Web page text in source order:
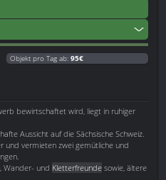
Objekt pro Tag ab: 95€
bewirtschaftet wird, liegt in ruhiger
Aussicht auf die Sächsische Schweiz.
und vermieten zwei gemütliche und
Wander- und Kletterfreunde sowie, ältere